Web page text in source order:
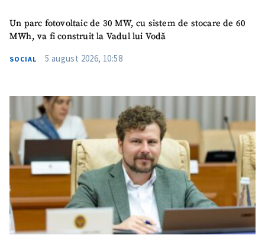
Un parc fotovoltaic de 30 MW, cu sistem de stocare de 60
MWh, va fi construit la Vadul lui Vodă
SOCIAL 5 august 2026, 10:58